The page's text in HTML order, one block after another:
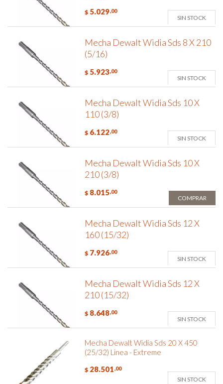
$ 5.029,00
SIN STOCK
Mecha Dewalt Widia Sds 8 X 210
(5/16)
$ 5.923,00
SIN STOCK
Mecha Dewalt Widia Sds 10 X
110 (3/8)
$ 6.122,00
SIN STOCK
Mecha Dewalt Widia Sds 10 X
210 (3/8)
$ 8.015,00
COMPRAR
Mecha Dewalt Widia Sds 12 X
160 (15/32)
$ 7.926,00
SIN STOCK
Mecha Dewalt Widia Sds 12 X
210 (15/32)
$ 8.648,00
SIN STOCK
Mecha Dewalt Widia Sds 20 X 450
(25/32) Linea - Extreme
$ 28.501,00
SIN STOCK